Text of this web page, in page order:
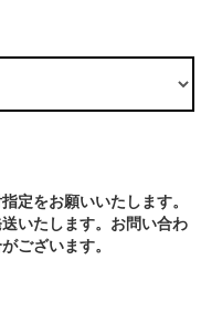
定をお願いいたします。
いたします。お問い合わ
ございます。